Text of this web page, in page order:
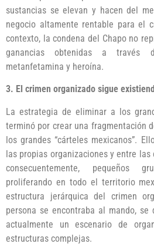
sustancias se elevan y hacen del
negocio altamente rentable para el
contexto, la condena del Chapo no
ganancias obtenidas a través
metanfetamina y heroína.
3. El crimen organizado sigue
La estrategia de eliminar a los
terminó por crear una fragmentación
los grandes “cárteles mexicanos”.
las propias organizaciones y entre las
consecuentemente, pequeños
proliferando en todo el territorio
estructura jerárquica del crimen
persona se encontraba al mando, se
actualmente un escenario de
estructuras complejas.